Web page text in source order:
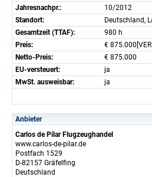
Jahresnachpr.:
10/2012
Standort:
Deutschland,
Gesamtzeit (TTAF):
980 h
Preis:
€
Netto-Preis:
€ 875.000
EU-versteuert:
ja
MwSt. ausweisbar:
ja
Anbieter
Carlos de Pilar Flugzeughandel
www.carlos-de-pilar.de
Postfach 1529
D-82157 Gräfelfing
Deutschland